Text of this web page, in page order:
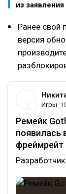
из
Ранее свой
версия
Игры
Ремейк
появилась
фреймрейт